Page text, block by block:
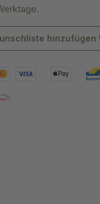
hinzufügen